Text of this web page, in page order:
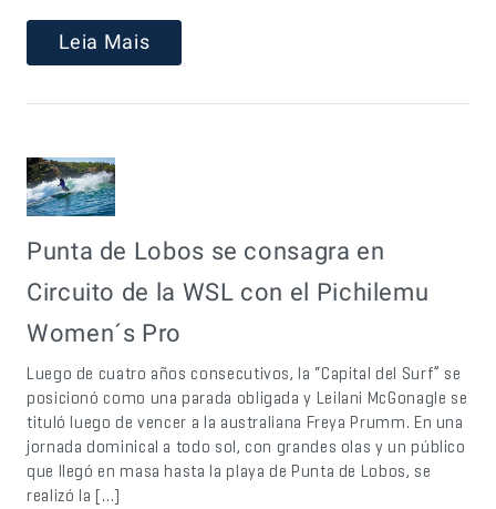
Leia Mais
Punta de Lobos se consagra en
Circuito de la WSL con el Pichilemu
Women´s Pro
Luego de cuatro años consecutivos, la “Capital del Surf” se
posicionó como una parada obligada y Leilani McGonagle se
tituló luego de vencer a la australiana Freya Prumm. En una
jornada dominical a todo sol, con grandes olas y un público
que llegó en masa hasta la playa de Punta de Lobos, se
realizó la […]